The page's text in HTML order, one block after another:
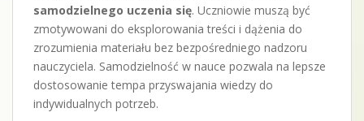
samodzielnego uczenia się. Uczniowie muszą być
zmotywowani do eksplorowania treści i dążenia do
zrozumienia materiału bez bezpośredniego nadzoru
nauczyciela. Samodzielność w nauce pozwala na lepsze
dostosowanie tempa przyswajania wiedzy do
indywidualnych potrzeb.